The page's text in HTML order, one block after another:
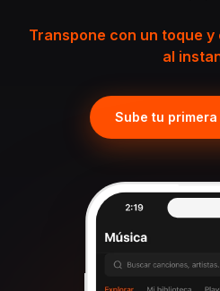
Transpone con un toque
al
Sube tu